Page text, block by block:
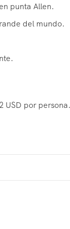
punta Allen.
del mundo.
USD por persona.